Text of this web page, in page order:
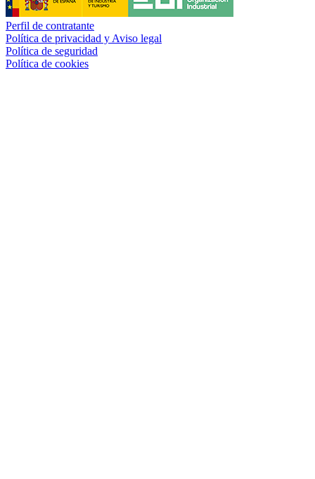
Perfil de contratante
Política de privacidad y Aviso legal
Política de seguridad
Política de cookies